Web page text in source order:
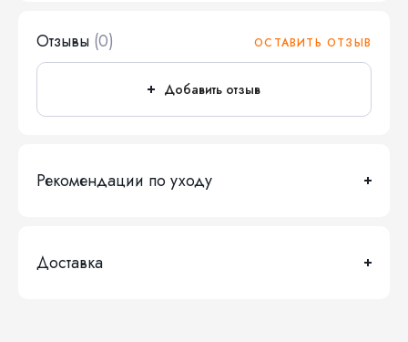
Отзывы (0) ОСТАВИТЬ ОТЗЫВ
Добавить отзыв
Рекомендации по уходу
Доставка